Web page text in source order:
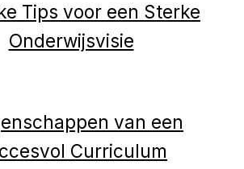
Tips voor een Sterke
Onderwijsvisie
van een
Curriculum